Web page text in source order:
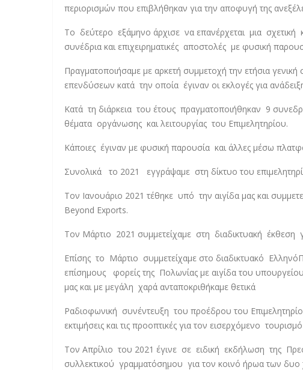
περιορισμών που επιβλήθηκαν για την αποφυγή της
Το δεύτερο εξάμηνο άρχισε να επανέρχεται μια σχετική
συνέδρια και επιχειρηματικές αποστολές με φυσική
Πραγματοποιήσαμε με αρκετή συμμετοχή την ετήσια
επενδύσεων κατά την οποία έγιναν οι εκλογές για
Κατά τη διάρκεια του έτους πραγματοποιήθηκαν 9
θέματα οργάνωσης και λειτουργίας του Επιμελητηρίου.
Κάποιες έγιναν με φυσική παρουσία και άλλες μέσω
Συνολικά το 2021 εγγράψαμε στη δίκτυο του
Τον Ιανουάριο 2021 τέθηκε υπό την αιγίδα μας και
Beyond Exports.
Τον Μάρτιο 2021 συμμετείχαμε στη διαδικτυακή
Επίσης το Μάρτιο συμμετείχαμε στο διαδικτυακό
επίσημους φορείς της Πολωνίας με αιγίδα του
μας και με μεγάλη χαρά ανταποκριθήκαμε θετικά
Ραδιοφωνική συνέντευξη του προέδρου του
εκτιμήσεις και τις προοπτικές για τον εισερχόμενο
Τον Απρίλιο του 2021 έγινε σε ειδική εκδήλωση της
συλλεκτικού γραμματόσημου για τον κοινό ήρωα των